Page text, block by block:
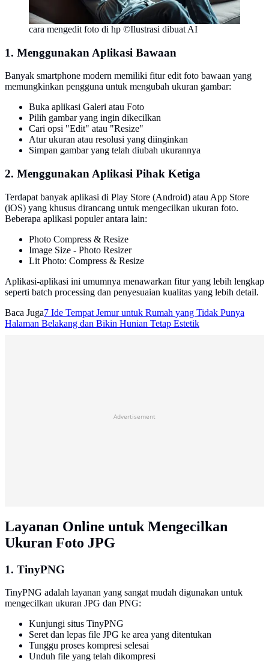
cara mengedit foto di hp ©Ilustrasi dibuat AI
1. Menggunakan Aplikasi Bawaan
Banyak smartphone modern memiliki fitur edit foto bawaan yang
memungkinkan pengguna untuk mengubah ukuran gambar:
Buka aplikasi Galeri atau Foto
Pilih gambar yang ingin dikecilkan
Cari opsi "Edit" atau "Resize"
Atur ukuran atau resolusi yang diinginkan
Simpan gambar yang telah diubah ukurannya
2. Menggunakan Aplikasi Pihak Ketiga
Terdapat banyak aplikasi di Play Store (Android) atau App Store
(iOS) yang khusus dirancang untuk mengecilkan ukuran foto.
Beberapa aplikasi populer antara lain:
Photo Compress & Resize
Image Size - Photo Resizer
Lit Photo: Compress & Resize
Aplikasi-aplikasi ini umumnya menawarkan fitur yang lebih lengkap
seperti batch processing dan penyesuaian kualitas yang lebih detail.
Baca Juga7 Ide Tempat Jemur untuk Rumah yang Tidak Punya
Halaman Belakang dan Bikin Hunian Tetap Estetik
Advertisement
Layanan Online untuk Mengecilkan
Ukuran Foto JPG
1. TinyPNG
TinyPNG adalah layanan yang sangat mudah digunakan untuk
mengecilkan ukuran JPG dan PNG:
Kunjungi situs TinyPNG
Seret dan lepas file JPG ke area yang ditentukan
Tunggu proses kompresi selesai
Unduh file yang telah dikompresi